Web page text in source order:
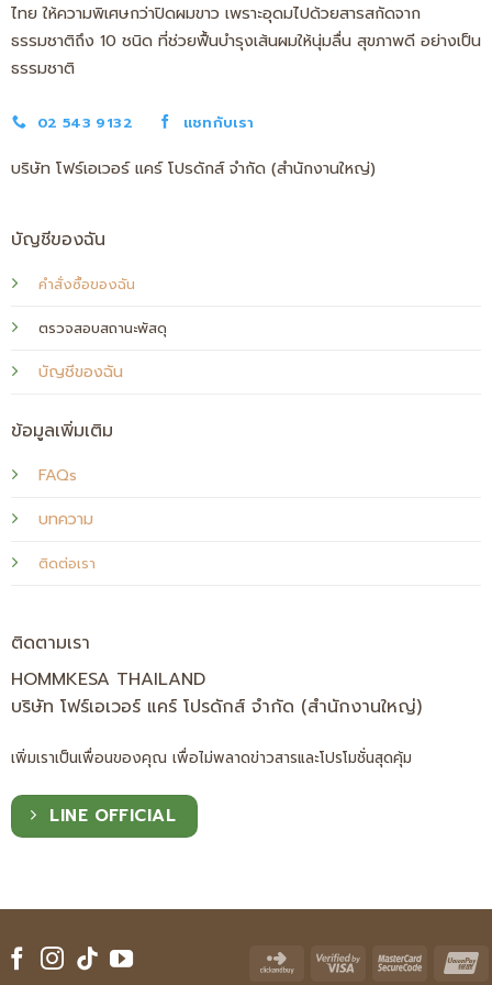
ไทย ให้ความพิเศษกว่าปิดผมขาว เพราะอุดมไปด้วยสารสกัดจาก
ธรรมชาติถึง 10 ชนิด ที่ช่วยฟื้นบำรุงเส้นผมให้นุ่มลื่น สุขภาพดี อย่างเป็น
ธรรมชาติ
02 543 9132 แชทกับเรา
บริษัท โฟร์เอเวอร์ แคร์ โปรดักส์ จำกัด (สำนักงานใหญ่)
บัญชีของฉัน
คำสั่งซื้อของฉัน
ตรวจสอบสถานะพัสดุ
บัญชีของฉัน
ข้อมูลเพิ่มเติม
FAQs
บทความ
ติดต่อเรา
ติดตามเรา
HOMMKESA THAILAND
บริษัท โฟร์เอเวอร์ แคร์ โปรดักส์ จำกัด (สำนักงานใหญ่)
เพิ่มเราเป็นเพื่อนของคุณ เพื่อไม่พลาดข่าวสารและโปรโมชั่นสุดคุ้ม
LINE OFFICIAL
Click
Visa